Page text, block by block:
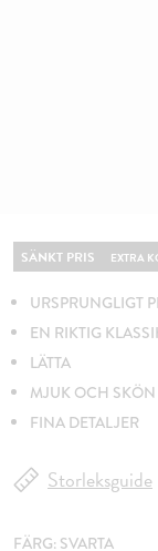
SÄNKT PRIS EXTRA
URSPRUNGLIGT
EN RIKTIG
LÄTTA
MJUK OCH
FINA DETALJER
Storleksguide
FÄRG: SVARTA